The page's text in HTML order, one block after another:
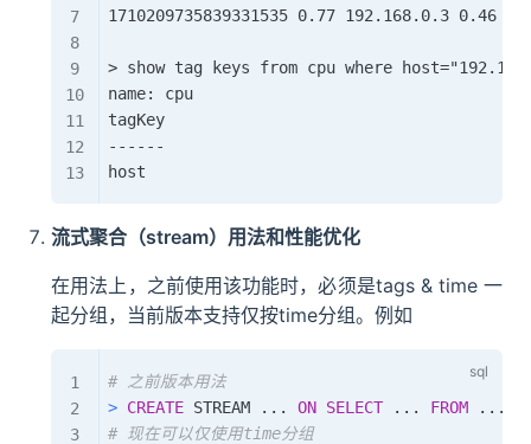
1710209735839331535 0.77 192.168.0.3 0.46
> show tag keys from cpu where
name: cpu
tagKey
------
流式聚合（stream）用法和性能优化
在用法上，之前使用该功能时，必须是tags & time 一
起分组，当前版本支持仅按time分组。例如
# 之前版本用法
> CREATE STREAM . . . ON SELECT . . . FROM . . .
# 现在可以仅使用time分组